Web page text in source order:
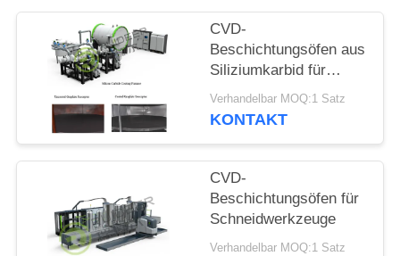
CVD-
Beschichtungsöfen aus
Siliziumkarbid für
Graphit-Suppositoren
oder Ätzerringe
Verhandelbar MOQ:1 Satz
KONTAKT
CVD-
Beschichtungsöfen für
Schneidwerkzeuge
Verhandelbar MOQ:1 Satz